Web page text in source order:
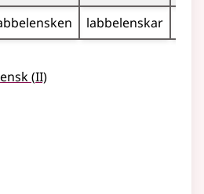
labbelenskar
(2
II)